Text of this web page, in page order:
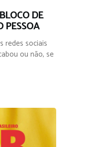
DE
PESSOA
redes sociais
ou não, se